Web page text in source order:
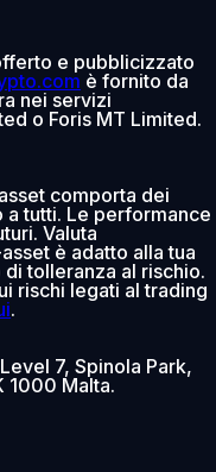
e pubblicizzato
è fornito da
nei servizi
o Foris MT Limited.
comporta dei
tutti. Le performance
Valuta
è adatto alla tua
tolleranza al rischio.
rischi legati al trading
.
7, Spinola Park,
1000 Malta.